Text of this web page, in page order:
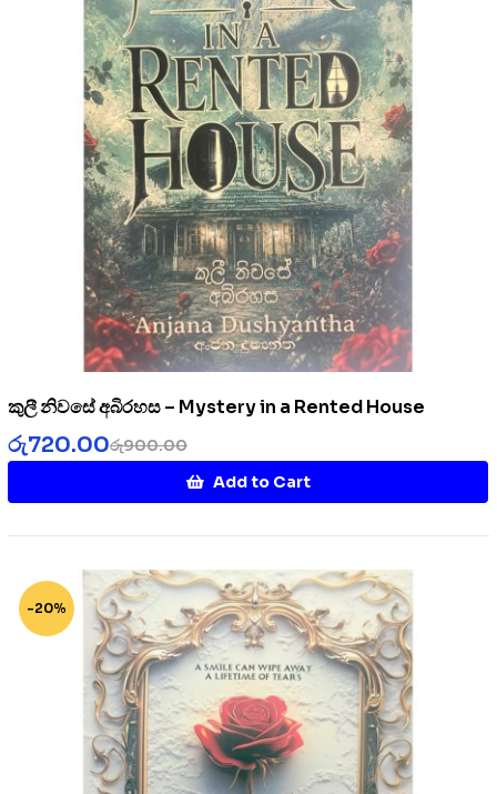
කුලී නිවසේ අබිරහස – Mystery in a Rented House
රු900.00
රු720.00
Add to Cart
-20%